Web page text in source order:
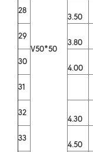
V50*50
28
3.50
29
3.80
30
4.00
31
32
4.30
33
4.50